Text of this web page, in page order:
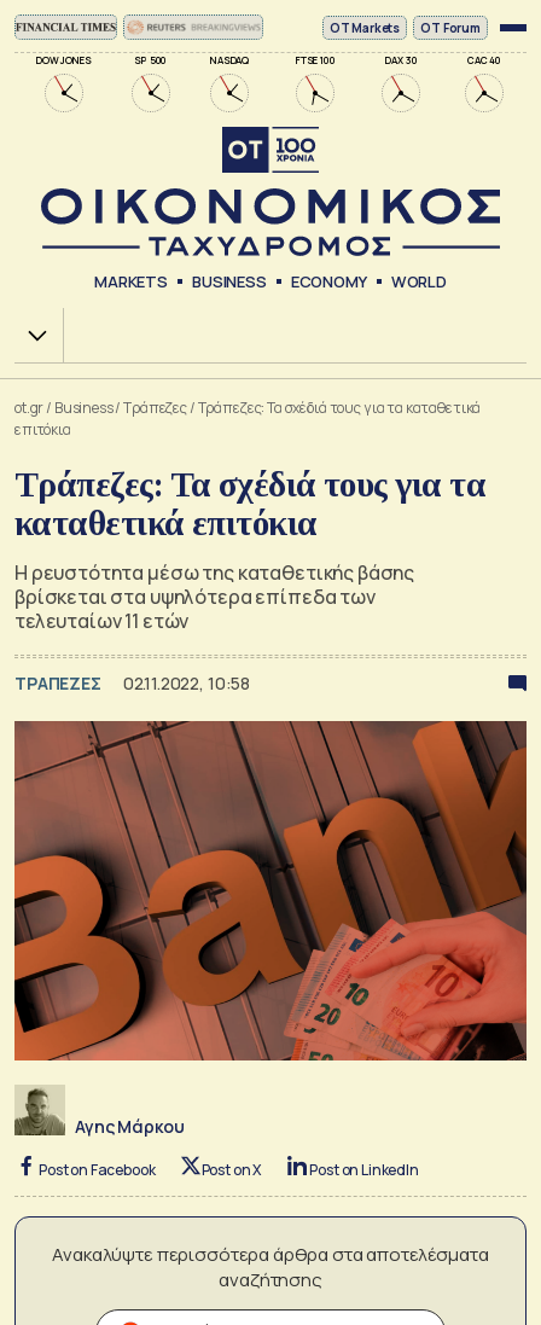
DOW JONES SP 500 NASDAQ FTSE 100 DAX 30 CAC 40
ΟΤ Markets OT Forum
MARKETS BUSINESS ECONOMY WORLD
Χ.Α.
ot.gr/ Business/Τράπεζες/Τράπεζες: Τα σχέδιά τους για τα καταθετικά
επιτόκια
Τράπεζες: Τα σχέδιά τους για τα
καταθετικά επιτόκια
Η ρευστότητα μέσω της καταθετικής βάσης
βρίσκεται στα υψηλότερα επίπεδα των
τελευταίων 11 ετών
ΤΡΑΠΕΖΕΣ 02.11.2022, 10:58
Αγης Μάρκου
Post on Facebook Post on X Post on LinkedIn
Ανακαλύψτε περισσότερα άρθρα στα αποτελέσματα
αναζήτησης